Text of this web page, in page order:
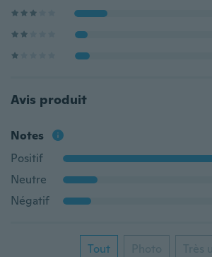
Avis produit
Notes
Positif
Neutre
Négatif
Tout Photo Très